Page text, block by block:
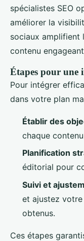
spécialistes SEO
améliorer la
sociaux amplifient
contenu
Étapes pour une
Pour intégrer
dans votre plan
Établir des
chaque
Planification
éditorial pour
Suivi et
et ajustez
obtenus.
Ces étapes